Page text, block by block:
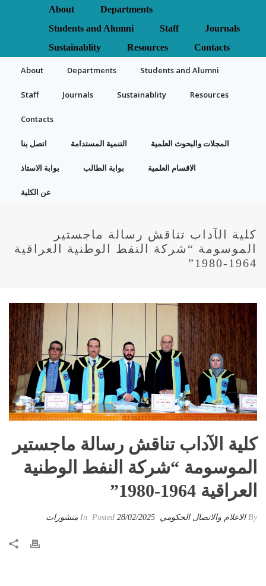
About
Departments
Students and Alumni
Staff
Journals
Sustainablity
Resources Contacts
About Departments Students and Alumni
Staff Journals Sustainablity Resources
Contacts
اتصل بنا التنمية المستدامة المجلات والبحوث العلمية
بوابة الاستاذ بوابة الطالب الاقسام العلمية
عن الكلية
كلية الآداب تناقش رسالة ماجستير
الموسومة “شركة النفط الوطنية العراقية
1964-1980”
كلية الآداب تناقش رسالة ماجستير
الموسومة “شركة النفط الوطنية
العراقية 1964-1980”
By الاعلام والاتصال الحكومي 28/02/2025 منشورات